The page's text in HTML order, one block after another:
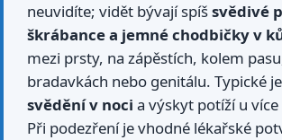
neuvidíte; vidět bývají spíšsvědivé
škrábance a jemné chodbičky v
mezi prsty, na zápěstích, kolem
bradavkách nebo genitálu. Typické je
svědění v noci a výskyt potíží u
Při podezření je vhodné lékařské